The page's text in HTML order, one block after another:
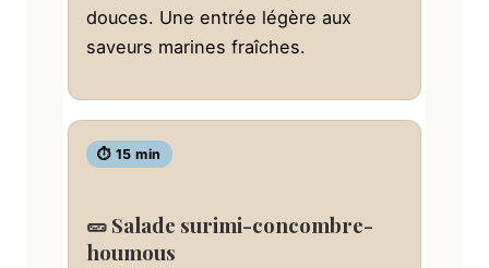
douces. Une entrée légère aux
saveurs marines fraîches.
⏱ 15 min
🥒 Salade surimi-concombre-
houmous